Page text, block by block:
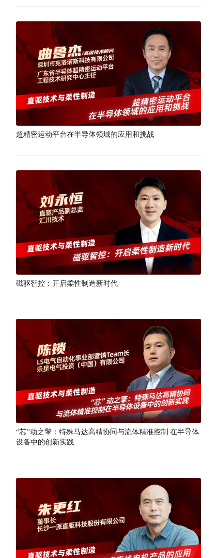
超精密运动平台在半导体领域的应用和挑战
磁驱智控：开启柔性制造新时代
“芯”动之擎：特殊马达高精协同与流体精准控制 在半导体
设备中的创新实践